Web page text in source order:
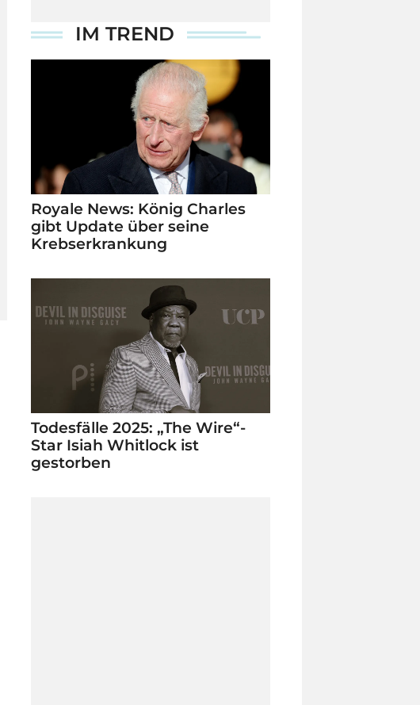
IM TREND
Royale News: König Charles
gibt Update über seine
Krebserkrankung
Todesfälle 2025: „The Wire“-
Star Isiah Whitlock ist
gestorben